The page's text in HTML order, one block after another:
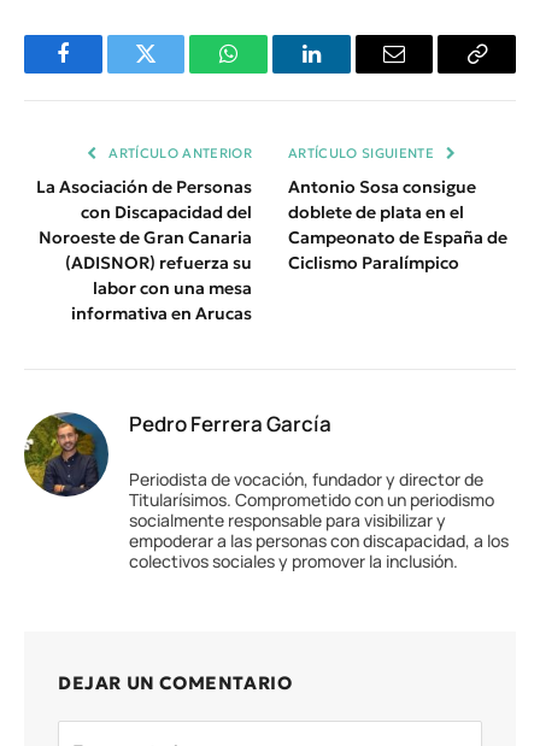
FacebookTwitter WhatsAppLinkedInEmail
Copiar
ARTÍCULO ANTERIOR
La Asociación de Personas
con Discapacidad del
Noroeste de Gran Canaria
(ADISNOR) refuerza su
labor con una mesa
informativa en Arucas
ARTÍCULO SIGUIENTE
Antonio Sosa consigue
doblete de plata en el
Campeonato de España de
Ciclismo Paralímpico
Pedro Ferrera García
Periodista de vocación, fundador y director de
Titularísimos. Comprometido con un periodismo
socialmente responsable para visibilizar y
empoderar a las personas con discapacidad, a los
colectivos sociales y promover la inclusión.
DEJAR UN COMENTARIO